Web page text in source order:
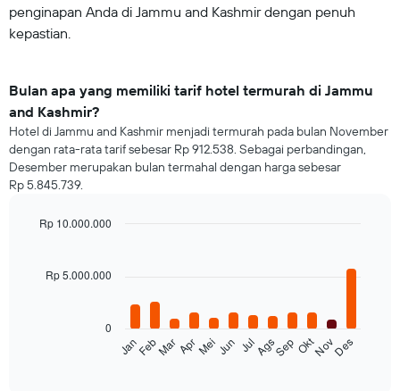
penginapan Anda di Jammu and Kashmir dengan penuh
kepastian.
Bulan apa yang memiliki tarif hotel termurah di Jammu
and Kashmir?
Hotel di Jammu and Kashmir menjadi termurah pada bulan November
dengan rata-rata tarif sebesar Rp 912.538. Sebagai perbandingan,
Desember merupakan bulan termahal dengan harga sebesar
Rp 5.845.739.
with
JanFebMar AprMeiJun JulAgsSepOktNovDes
0
Rp 5.000.000
Rp 10.000.000